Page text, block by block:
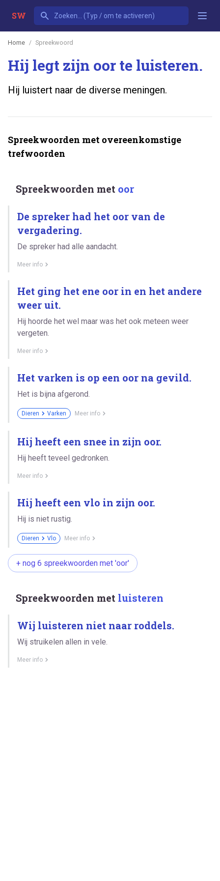
SW
Home Spreekwoord
Hij legt zijn oor te luisteren.
Hij luistert naar de diverse meningen.
Spreekwoorden met overeenkomstige
trefwoorden
Spreekwoorden met oor
De spreker had het oor van de
vergadering.
De spreker had alle aandacht.
Meer info
Het ging het ene oor in en het andere
weer uit.
Hij hoorde het wel maar was het ook meteen weer
vergeten.
Meer info
Het varken is op een oor na gevild.
Het is bijna afgerond.
Dieren Varken Meer info
Hij heeft een snee in zijn oor.
Hij heeft teveel gedronken.
Meer info
Hij heeft een vlo in zijn oor.
Hij is niet rustig.
Dieren Vlo Meer info
+ nog 6 spreekwoorden met 'oor'
Spreekwoorden met luisteren
Wij luisteren niet naar roddels.
Wij struikelen allen in vele.
Meer info